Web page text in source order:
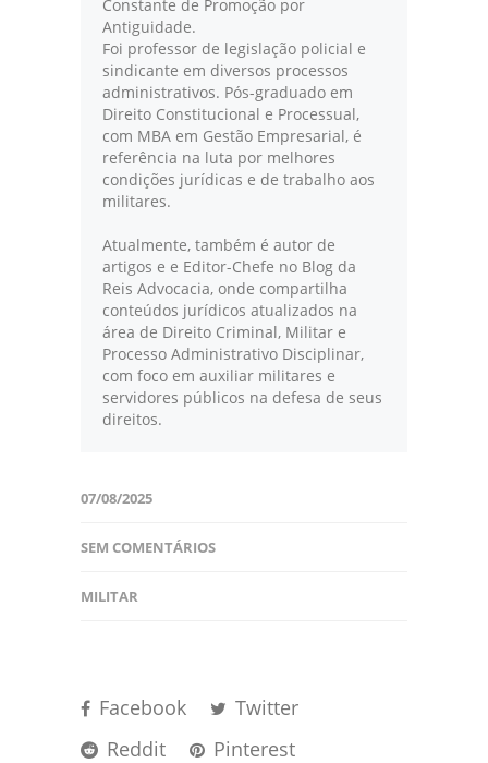
Constante de Promoção por
Antiguidade.
Foi professor de legislação policial e
sindicante em diversos processos
administrativos. Pós-graduado em
Direito Constitucional e Processual,
com MBA em Gestão Empresarial, é
referência na luta por melhores
condições jurídicas e de trabalho aos
militares.
Atualmente, também é autor de
artigos e e Editor-Chefe no Blog da
Reis Advocacia, onde compartilha
conteúdos jurídicos atualizados na
área de Direito Criminal, Militar e
Processo Administrativo Disciplinar,
com foco em auxiliar militares e
servidores públicos na defesa de seus
direitos.
07/08/2025
SEM COMENTÁRIOS
MILITAR
Facebook
Twitter
Reddit
Pinterest